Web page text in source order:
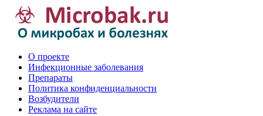
О проекте
Инфекционные заболевания
Препараты
Политика конфиденциальности
Возбудители
Реклама на сайте